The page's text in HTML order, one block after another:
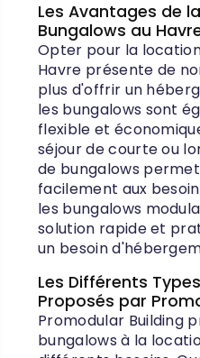
Les Avantages de
Bungalows au
Opter pour la
Havre présente de
plus d'offrir un
les bungalows sont
flexible et
séjour de courte ou
de bungalows
facilement aux
les bungalows
solution rapide et
un besoin
Les Différents
Proposés par
Promodular Building
bungalows à la